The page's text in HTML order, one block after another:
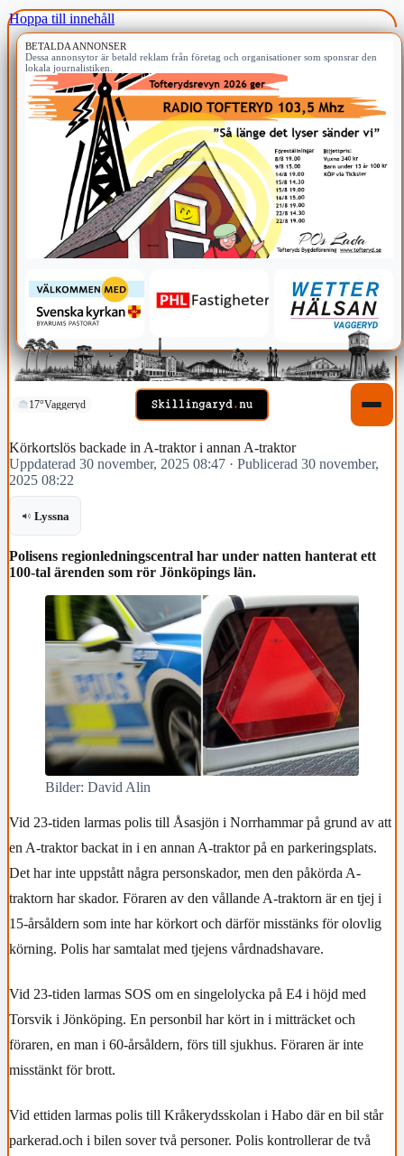
Hoppa till innehåll
BETALDA ANNONSER
Dessa annonsytor är betald reklam från företag och organisationer som sponsrar den
lokala journalistiken.
17°Vaggeryd
Körkortslös backade in A-traktor i annan A-traktor
Uppdaterad 30 november, 2025 08:47 · Publicerad 30 november,
2025 08:22
Lyssna
Polisens regionledningscentral har under natten hanterat ett
100-tal ärenden som rör Jönköpings län.
Bilder: David Alin
Vid 23-tiden larmas polis till Åsasjön i Norrhammar på grund av att
en A-traktor backat in i en annan A-traktor på en parkeringsplats.
Det har inte uppstått några personskador, men den påkörda A-
traktorn har skador. Föraren av den vållande A-traktorn är en tjej i
15-årsåldern som inte har körkort och därför misstänks för olovlig
körning. Polis har samtalat med tjejens vårdnadshavare.
Vid 23-tiden larmas SOS om en singelolycka på E4 i höjd med
Torsvik i Jönköping. En personbil har kört in i mitträcket och
föraren, en man i 60-årsåldern, förs till sjukhus. Föraren är inte
misstänkt för brott.
Vid ettiden larmas polis till Kråkerydsskolan i Habo där en bil står
parkerad.och i bilen sover två personer. Polis kontrollerar de två